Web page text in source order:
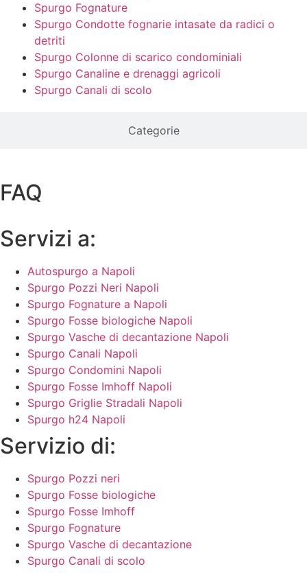
Categorie
Spurgo Fognature
Spurgo Condotte fognarie intasate da radici o
detriti
Spurgo Colonne di scarico condominiali
Spurgo Canaline e drenaggi agricoli
Spurgo Canali di scolo
FAQ
Servizi a:
Autospurgo a Napoli
Spurgo Pozzi Neri Napoli
Spurgo Fognature a Napoli
Spurgo Fosse biologiche Napoli
Spurgo Vasche di decantazione Napoli
Spurgo Canali Napoli
Spurgo Condomini Napoli
Spurgo Fosse Imhoff Napoli
Spurgo Griglie Stradali Napoli
Spurgo h24 Napoli
Servizio di:
Spurgo Pozzi neri
Spurgo Fosse biologiche
Spurgo Fosse Imhoff
Spurgo Fognature
Spurgo Vasche di decantazione
Spurgo Canali di scolo